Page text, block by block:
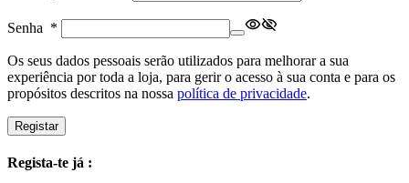
Senha *
Os seus dados pessoais serão utilizados para melhorar a sua
experiência por toda a loja, para gerir o acesso à sua conta e para os
propósitos descritos na nossa política de privacidade.
Registar
Regista-te já :